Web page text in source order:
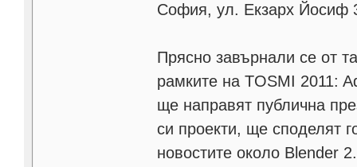
София, ул. Екзарх Йосиф
Прясно завърнали се от
рамките на TOSMI 2011:
ще направят публична
си проекти, ще споделят
новостите около Blender